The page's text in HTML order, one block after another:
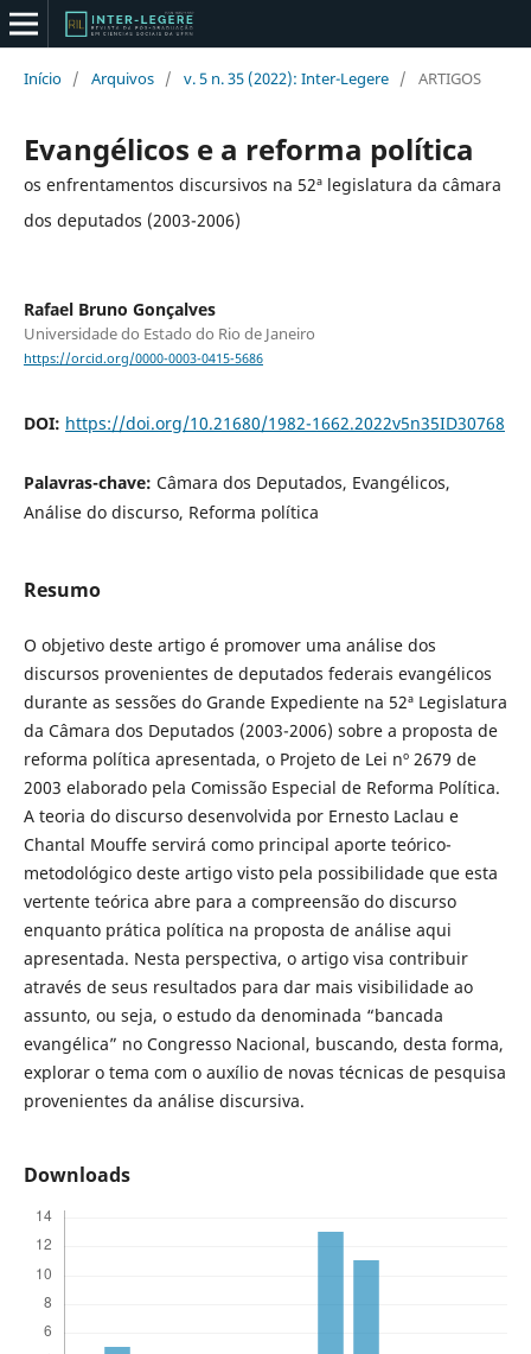
Início / Arquivos / v. 5 n. 35 (2022): Inter-Legere / ARTIGOS
Evangélicos e a reforma política
os enfrentamentos discursivos na 52ª legislatura da câmara
dos deputados (2003-2006)
Rafael Bruno Gonçalves
Universidade do Estado do Rio de Janeiro
https://orcid.org/0000-0003-0415-5686
DOI: https://doi.org/10.21680/1982-1662.2022v5n35ID30768
Palavras-chave: Câmara dos Deputados, Evangélicos,
Análise do discurso, Reforma política
Resumo
O objetivo deste artigo é promover uma análise dos
discursos provenientes de deputados federais evangélicos
durante as sessões do Grande Expediente na 52ª Legislatura
da Câmara dos Deputados (2003-2006) sobre a proposta de
reforma política apresentada, o Projeto de Lei nº 2679 de
2003 elaborado pela Comissão Especial de Reforma Política.
A teoria do discurso desenvolvida por Ernesto Laclau e
Chantal Mouffe servirá como principal aporte teórico-
metodológico deste artigo visto pela possibilidade que esta
vertente teórica abre para a compreensão do discurso
enquanto prática política na proposta de análise aqui
apresentada. Nesta perspectiva, o artigo visa contribuir
através de seus resultados para dar mais visibilidade ao
assunto, ou seja, o estudo da denominada “bancada
evangélica” no Congresso Nacional, buscando, desta forma,
explorar o tema com o auxílio de novas técnicas de pesquisa
provenientes da análise discursiva.
Downloads